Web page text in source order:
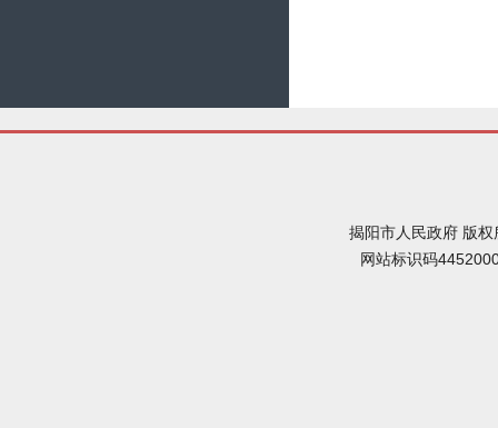
揭阳市人民政府 版
网站标识码